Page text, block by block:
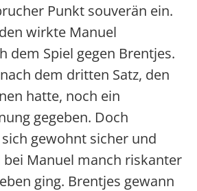
Punkt souverän ein.
wirkte Manuel
dem Spiel gegen Brentjes.
dem dritten Satz, den
hatte, noch ein
gegeben. Doch
gewohnt sicher und
Manuel manch riskanter
ging. Brentjes gewann